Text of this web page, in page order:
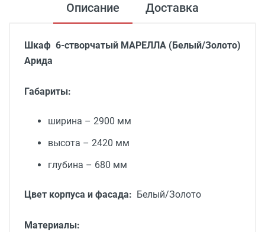
Описание Доставка
Шкаф 6-створчатый МАРЕЛЛА (Белый/Золото)
Арида
Габариты:
ширина – 2900 мм
высота – 2420 мм
глубина – 680 мм
Цвет корпуса и фасада: Белый/Золото
Материалы: